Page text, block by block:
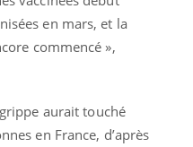
en mars, et la
commencé »,
aurait touché
en France, d’après